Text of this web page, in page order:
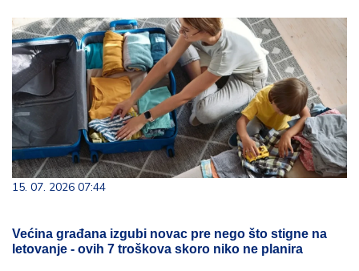
15. 07. 2026 07:44
Većina građana izgubi novac pre nego što stigne na
letovanje - ovih 7 troškova skoro niko ne planira